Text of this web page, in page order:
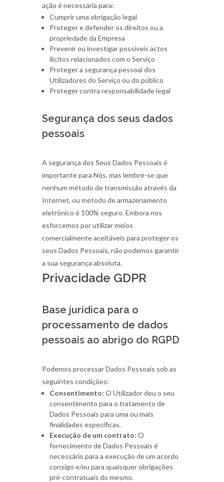
ação é necessária para:
Cumprir uma obrigação legal
Proteger e defender os direitos ou a
propriedade da Empresa
Prevenir ou investigar possíveis actos
ilícitos relacionados com o Serviço
Proteger a segurança pessoal dos
Utilizadores do Serviço ou do público
Proteger contra responsabilidade legal
Segurança dos seus dados
pessoais
A segurança dos Seus Dados Pessoais é
importante para Nós, mas lembre-se que
nenhum método de transmissão através da
Internet, ou método de armazenamento
eletrónico é 100% seguro. Embora nos
esforcemos por utilizar meios
comercialmente aceitáveis para proteger os
seus Dados Pessoais, não podemos garantir
a sua segurança absoluta.
Privacidade GDPR
Base jurídica para o
processamento de dados
pessoais ao abrigo do RGPD
Podemos processar Dados Pessoais sob as
seguintes condições:
Consentimento: O Utilizador deu o seu
consentimento para o tratamento de
Dados Pessoais para uma ou mais
finalidades específicas.
Execução de um contrato: O
fornecimento de Dados Pessoais é
necessário para a execução de um acordo
consigo e/ou para quaisquer obrigações
pré-contratuais do mesmo.